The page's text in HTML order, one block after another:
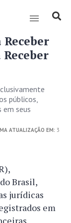
públicos,
em seus
ATUALIZAÇÃO EM: 3
Brasil,
jurídicas
em